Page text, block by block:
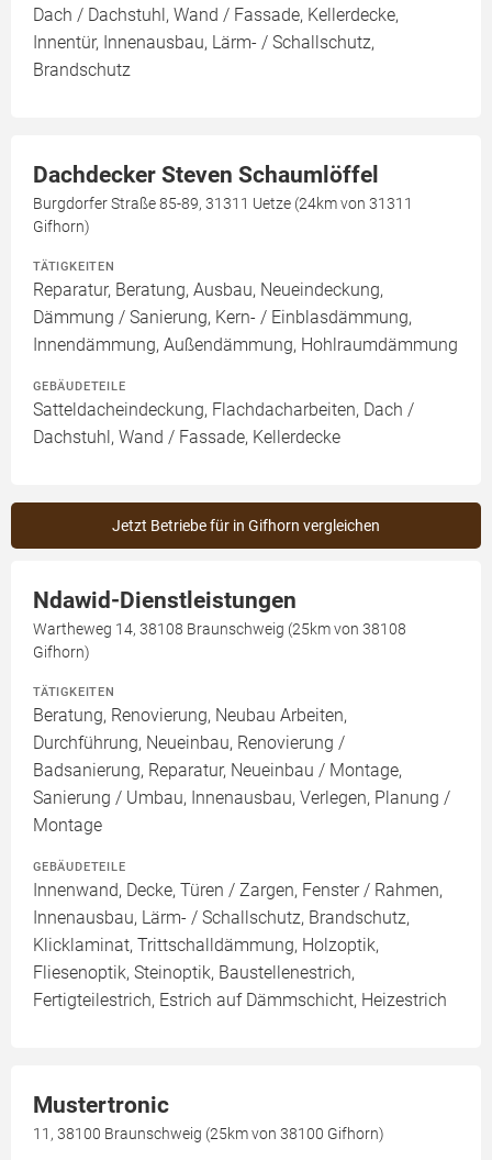
Dach / Dachstuhl, Wand / Fassade, Kellerdecke,
Innentür, Innenausbau, Lärm- / Schallschutz,
Brandschutz
Dachdecker Steven Schaumlöffel
Burgdorfer Straße 85-89, 31311 Uetze (24km von 31311
Gifhorn)
TÄTIGKEITEN
Reparatur, Beratung, Ausbau, Neueindeckung,
Dämmung / Sanierung, Kern- / Einblasdämmung,
Innendämmung, Außendämmung, Hohlraumdämmung
GEBÄUDETEILE
Satteldacheindeckung, Flachdacharbeiten, Dach /
Dachstuhl, Wand / Fassade, Kellerdecke
Jetzt Betriebe für in Gifhorn vergleichen
Ndawid-Dienstleistungen
Wartheweg 14, 38108 Braunschweig (25km von 38108
Gifhorn)
TÄTIGKEITEN
Beratung, Renovierung, Neubau Arbeiten,
Durchführung, Neueinbau, Renovierung /
Badsanierung, Reparatur, Neueinbau / Montage,
Sanierung / Umbau, Innenausbau, Verlegen, Planung /
Montage
GEBÄUDETEILE
Innenwand, Decke, Türen / Zargen, Fenster / Rahmen,
Innenausbau, Lärm- / Schallschutz, Brandschutz,
Klicklaminat, Trittschalldämmung, Holzoptik,
Fliesenoptik, Steinoptik, Baustellenestrich,
Fertigteilestrich, Estrich auf Dämmschicht, Heizestrich
Mustertronic
11, 38100 Braunschweig (25km von 38100 Gifhorn)